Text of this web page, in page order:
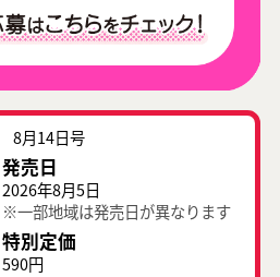
8月14日号
発売日
2026年8月5日
※一部地域は発売日が異なります
特別定価
590円